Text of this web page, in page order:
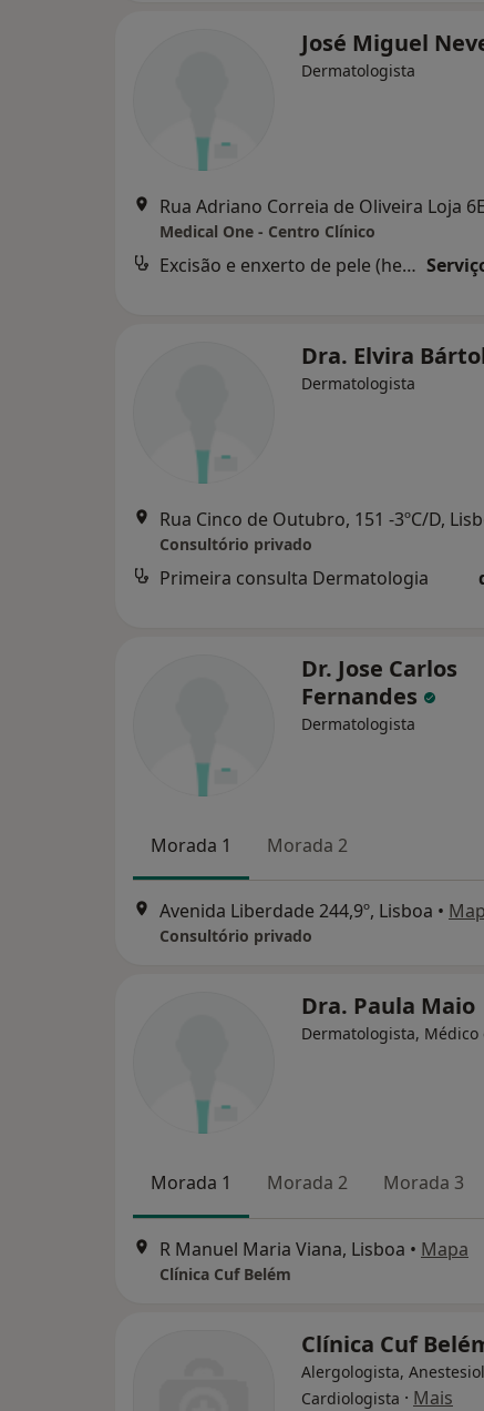
José Miguel
Dermatologista
Medical One - Centro Clínico
Excisão e enxerto de pele (hemangioma nevus ou tumor)
Dra. Elvira
Dermatologista
Rua Cinco de Outubro, 151 -3ºC/D,
Consultório privado
Primeira consulta Dermatologia
Dr. Jose Carlos
Fernandes
Dermatologista
Morada 1 Morada 2
Avenida Liberdade 244,9º, Lisboa •
Consultório privado
Dra. Paula Maio
Dermatologista, Médico
Morada 1 Morada 2 Morada 3
R Manuel Maria Viana, Lisboa • Mapa
Clínica Cuf Belém
Clínica Cuf
Alergologista,
Cardiologista · Mais